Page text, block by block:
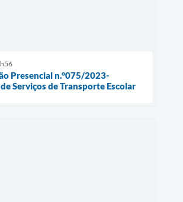
Presencial n.°075/2023-
Serviços de Transporte Escolar